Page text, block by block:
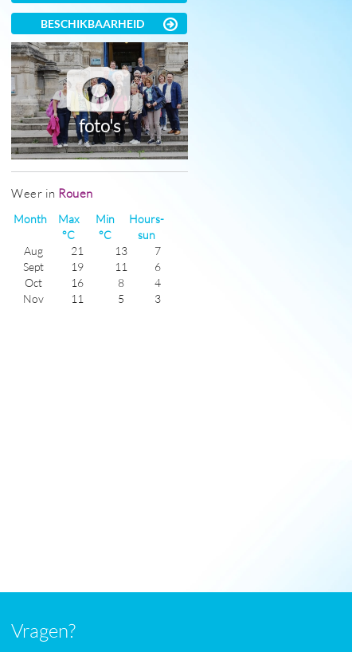
BESCHIKBAARHEID
foto's
Weer in Rouen
Month
Max
°C
Min
°C
Hours-
sun
Aug
21 13
7
Sept
19 11
6
Oct
16 8
4
Nov
11 5
3
Vragen?